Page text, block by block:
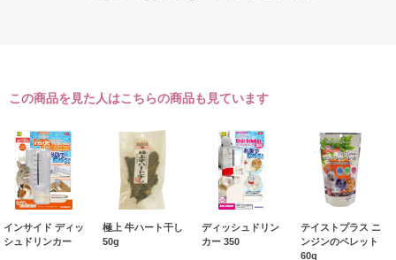
この商品を見た人はこちらの商品も見ています
インサイド ディッ
シュドリンカー
極上 牛ハート干し
50g
ディッシュドリン
カー 350
テイストプラス ニ
ンジンのペレット
60g